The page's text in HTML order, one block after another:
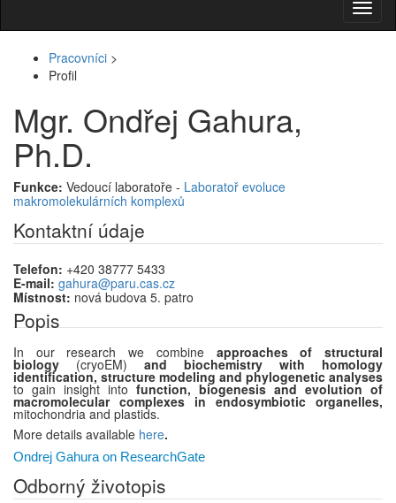
Pracovníci >
Profil
Mgr. Ondřej Gahura,
Ph.D.
Funkce: Vedoucí laboratoře - Laboratoř evoluce
makromolekulárních komplexů
Kontaktní údaje
Telefon: +420 38777 5433
E-mail: gahura@paru.cas.cz
Místnost: nová budova 5. patro
Popis
In our research we combine approaches of structural
biology (cryoEM) and biochemistry with homology
identification, structure modeling and phylogenetic analyses
to gain insight into function, biogenesis and evolution of
macromolecular complexes in endosymbiotic organelles,
mitochondria and plastids.
More details available here.
Ondrej Gahura on ResearchGate
Odborný životopis